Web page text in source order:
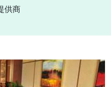
供商